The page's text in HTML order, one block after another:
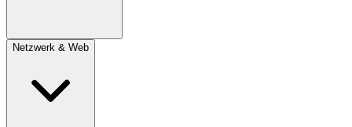
Netzwerk & Web